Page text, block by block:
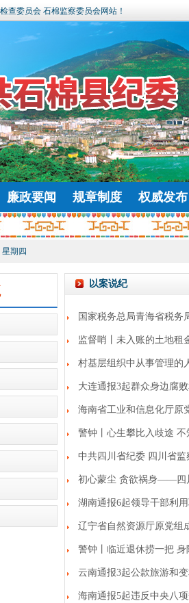
查委员会 石棉监察委员会网站！
廉政要闻 规章制度 权威发布
星期四
以案说纪
国家税务总局青海省税务
监督哨丨未入账的土地租
村基层组织中从事管理的
大连通报3起群众身边腐
海南省工业和信息化厅原
警钟丨心生攀比入歧途
中共四川省纪委 四川省
初心蒙尘 贪欲祸身——四
湖南通报6起领导干部利
辽宁省自然资源厅原党组
警钟丨临近退休捞一把
云南通报3起公款旅游和
海南通报5起违反中央八